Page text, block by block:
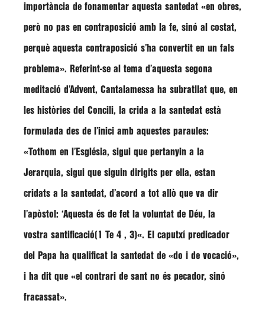
importància de fonamentar aquesta santedat «en obres,
però no pas en contraposició amb la fe, sinó al costat,
perquè aquesta contraposició s’ha convertit en un fals
problema». Referint-se al tema d’aquesta segona
meditació d’Advent, Cantalamessa ha subratllat que, en
les històries del Concili, la crida a la santedat està
formulada des de l’inici amb aquestes paraules:
«Tothom en l’Església, sigui que pertanyin a la
Jerarquia, sigui que siguin dirigits per ella, estan
cridats a la santedat, d’acord a tot allò que va dir
l’apòstol: ‘Aquesta és de fet la voluntat de Déu, la
vostra santificació(1 Te 4 , 3)«. El caputxí predicador
del Papa ha qualificat la santedat de «do i de vocació»,
i ha dit que «el contrari de sant no és pecador, sinó
fracassat».